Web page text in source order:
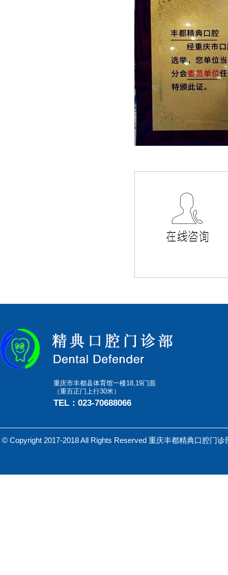
重庆市丰都县体育馆一楼18,19门面
（重百正门上行30米）
TEL：023-70688066
© Copyright 2017-2018 All Rights Reserved 重庆丰都精典口腔门